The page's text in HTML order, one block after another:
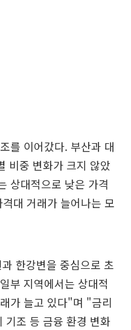
를 이어갔다. 부산과 대
비중 변화가 크지 않았
상대적으로 낮은 가격
대 거래가 늘어나는 모
한강변을 중심으로 초
부 지역에서는 상대적
가 늘고 있다"며 "금리
기조 등 금융 환경 변화